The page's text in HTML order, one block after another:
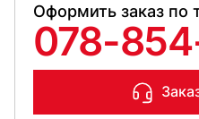
Оформить заказ по
078-